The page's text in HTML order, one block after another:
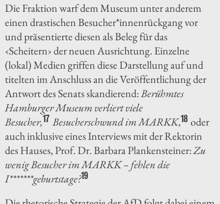
Die Fraktion warf dem Museum unter anderem
einen drastischen Besucher*innenrückgang vor
und präsentierte diesen als Beleg für das
‹Scheitern› der neuen Ausrichtung. Einzelne
(lokal) Medien griffen diese Darstellung auf und
titelten im Anschluss an die Veröffentlichung der
Antwort des Senats skandierend:Berühmtes
Hamburger Museum verliert viele
Besucher,17 Besucherschwund im MARKK,18 oder
auch inklusive eines Interviews mit der Rektorin
des Hauses, Prof. Dr. Barbara Plankensteiner:Zu
wenig Besucher im MARKK – fehlen die
I*******geburtstage?19